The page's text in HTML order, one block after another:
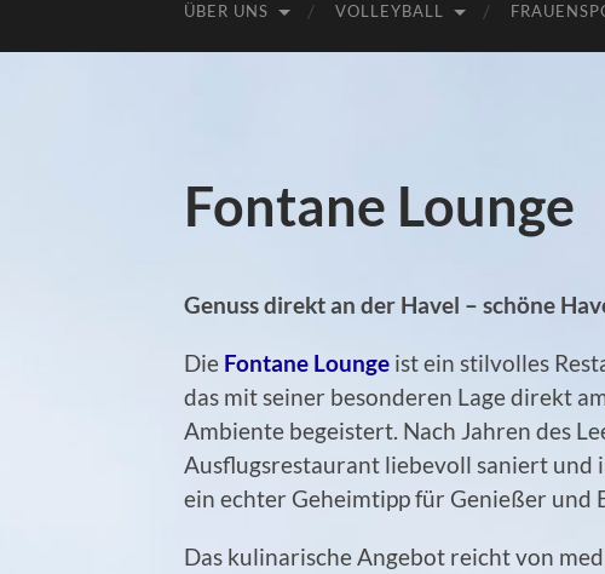
ÜBER UNS VOLLEYBALL
Fontane Lounge
Genuss direkt an der Havel – schöne
Die Fontane Lounge ist ein stilvolles
das mit seiner besonderen Lage direkt
Ambiente begeistert. Nach Jahren des
Ausflugsrestaurant liebevoll saniert und
ein echter Geheimtipp für Genießer und
Das kulinarische Angebot reicht von